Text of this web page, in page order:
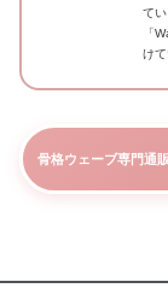
てい
「
けて
骨格ウェーブ専門通